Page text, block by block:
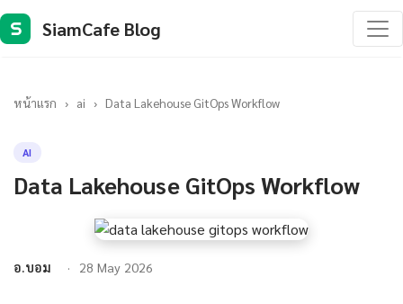
S SiamCafe Blog
หน้าแรก › ai › Data Lakehouse GitOps Workflow
AI
Data Lakehouse GitOps Workflow
อ.บอม 28 May 2026